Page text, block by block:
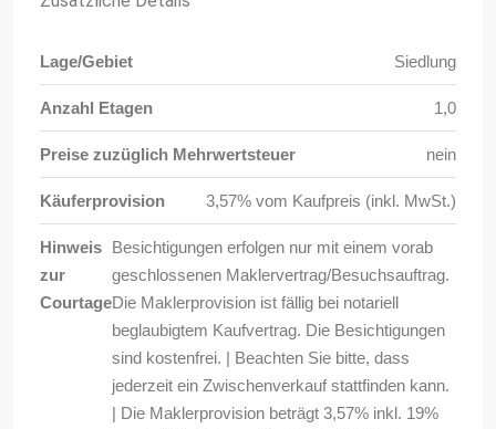
Lage/Gebiet Siedlung
Anzahl Etagen 1,0
Preise zuzüglich Mehrwertsteuer nein
Käuferprovision 3,57% vom Kaufpreis (inkl. MwSt.)
Hinweis
zur
Courtage
Besichtigungen erfolgen nur mit einem vorab
geschlossenen Maklervertrag/Besuchsauftrag.
Die Maklerprovision ist fällig bei notariell
beglaubigtem Kaufvertrag. Die Besichtigungen
sind kostenfrei. | Beachten Sie bitte, dass
jederzeit ein Zwischenverkauf stattfinden kann.
| Die Maklerprovision beträgt 3,57% inkl. 19%